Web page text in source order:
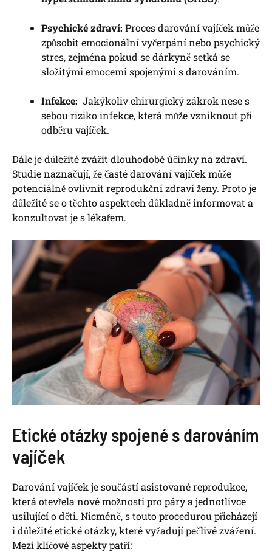
Psychické zdraví: Proces darování vajíček může
​způsobit ​emocionální vyčerpání nebo psychický
stres, zejména pokud se dárkyně setká se
složitými emocemi spojenými s darováním.
Infekce: ‍ Jakýkoliv ​chirurgický ‌zákrok nese s
⁢sebou ⁣riziko infekce, která může vzniknout při
odběru vajíček.
Dále je důležité zvážit dlouhodobé účinky na zdraví.
Studie naznačují, že časté⁤ darování vajíček může
potenciálně ovlivnit reprodukční zdraví ženy. Proto ⁢je​
důležité se o těchto ⁣aspektech důkladně informovat a
konzultovat je s lékařem.
Etické otázky spojené‍ s darováním
vajíček
Darování⁤ vajíček je ​součástí asistované reprodukce,
která otevřela nové možnosti ​pro páry a ‌jednotlivce
usilující o děti.‌ Nicméně, s touto procedurou přicházejí
i důležité etické otázky,⁣ které⁣ vyžadují ⁣pečlivé zvážení.
Mezi klíčové ‍aspekty ⁣patří: